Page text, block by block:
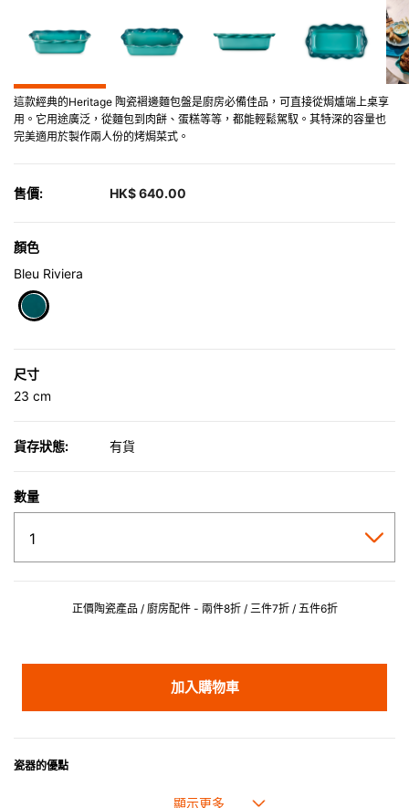
這款經典的Heritage 陶瓷褶邊麵包盤是廚房必備佳品，可直接從焗爐端上桌享
用。它用途廣泛，從麵包到肉餅、蛋糕等等，都能輕鬆駕馭。其特深的容量也
完美適用於製作兩人份的烤焗菜式。
售價: HK$ 640.00
顏色
Bleu Riviera
尺寸
23 cm
貨存狀態: 有貨
數量
正價陶瓷產品 / 廚房配件 - 兩件8折 / 三件7折 / 五件6折
加入購物車
瓷器的優點
• 耐熱性極佳，適用於微波爐，也可放入焗爐，耐熱程度高達260℃。